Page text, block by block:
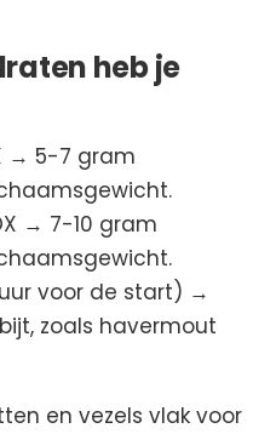
heb je
→ 5-7 gram
→ 7-10 gram
voor de start) →
zoals havermout
en vezels vlak voor